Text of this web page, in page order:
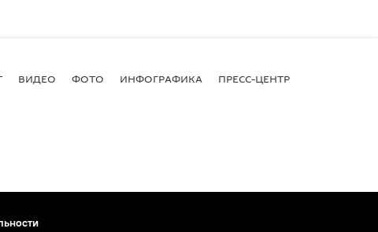
ВИДЕО ФОТО ИНФОГРАФИКА ПРЕСС-ЦЕНТР